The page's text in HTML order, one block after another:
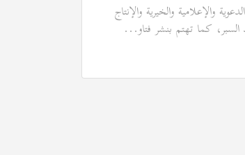
والإعلامية والخيرية والإنتاج
كما تهتم بنشر فتاو...